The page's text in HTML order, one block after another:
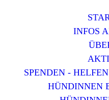
INFOS
SPENDEN -
HÜNDINNEN